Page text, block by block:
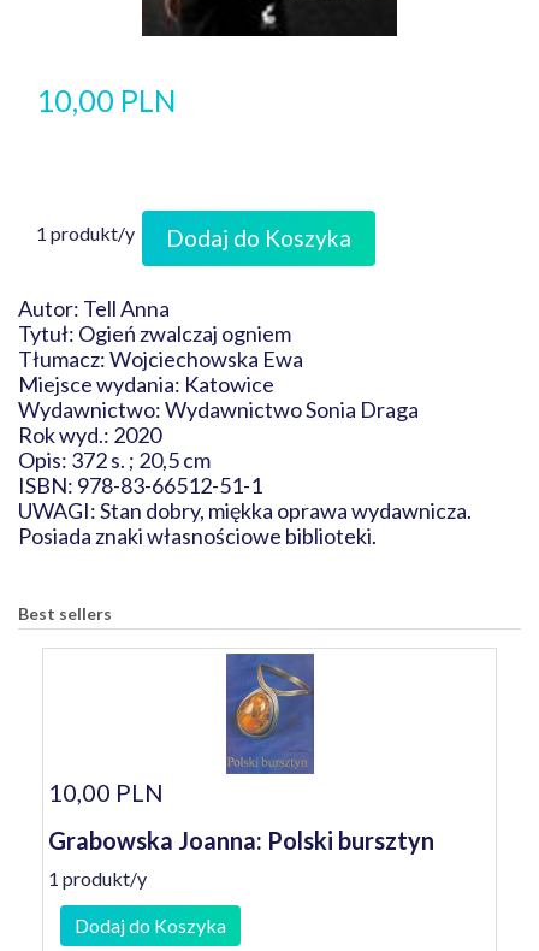
10,00 PLN
1 produkt/y Dodaj do Koszyka
Autor: Tell Anna
Tytuł: Ogień zwalczaj ogniem
Tłumacz: Wojciechowska Ewa
Miejsce wydania: Katowice
Wydawnictwo: Wydawnictwo Sonia Draga
Rok wyd.: 2020
Opis: 372 s. ; 20,5 cm
ISBN: 978-83-66512-51-1
UWAGI: Stan dobry, miękka oprawa wydawnicza.
Posiada znaki własnościowe biblioteki.
Best sellers
10,00 PLN
Grabowska Joanna: Polski bursztyn
1 produkt/y
Dodaj do Koszyka